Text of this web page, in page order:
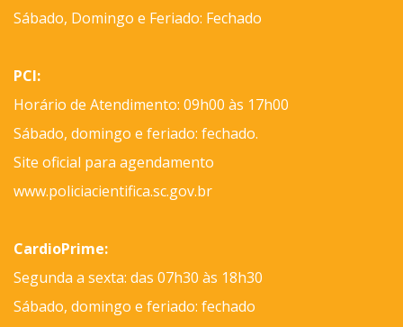
Sábado, Domingo e Feriado: Fechado
PCI:
Horário de Atendimento: 09h00 às 17h00
Sábado, domingo e feriado: fechado.
Site oficial para agendamento
www.policiacientifica.sc.gov.br
CardioPrime:
Segunda a sexta: das 07h30 às 18h30
Sábado, domingo e feriado: fechado